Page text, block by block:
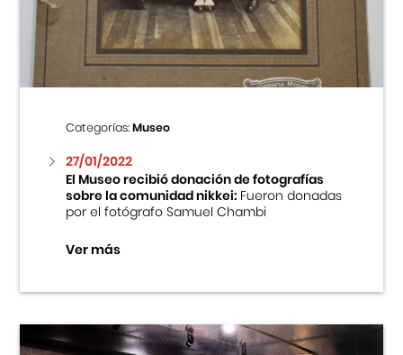
Centro Cultural Peruano Japonés
Museo de la Inmigración Japonesa
Fondo Editorial
Teatro Peruano Japonés
Categorías:Museo
27/01/2022
El Museo recibió donación de fotografías
sobre la comunidad nikkei:Fueron donadas
por el fotógrafo Samuel Chambi
Ver más